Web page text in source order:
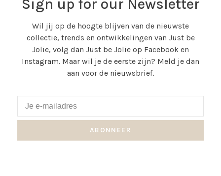
Sign up for our Newsletter
Wil jij op de hoogte blijven van de nieuwste
collectie, trends en ontwikkelingen van Just be
Jolie, volg dan Just be Jolie op Facebook en
Instagram. Maar wil je de eerste zijn? Meld je dan
aan voor de nieuwsbrief.
ABONNEER